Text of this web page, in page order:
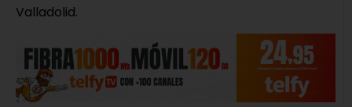
Valladolid.